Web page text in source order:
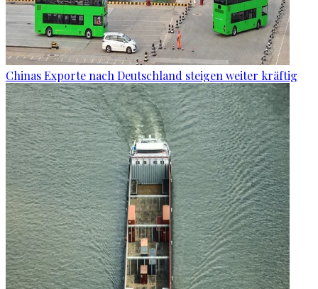
Chinas Exporte nach Deutschland steigen weiter kräftig